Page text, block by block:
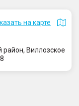
на карте
Виллозское